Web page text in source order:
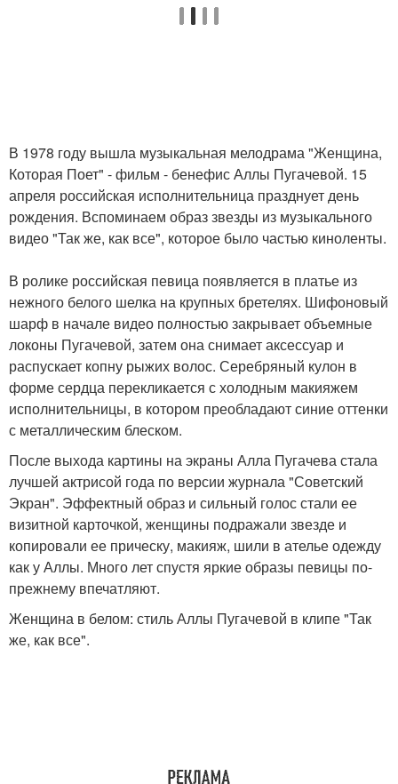
В 1978 году вышла музыкальная мелодрама "Женщина,
Которая Поет" - фильм - бенефис Аллы Пугачевой. 15
апреля российская исполнительница празднует день
рождения. Вспоминаем образ звезды из музыкального
видео "Так же, как все", которое было частью киноленты.
В ролике российская певица появляется в платье из
нежного белого шелка на крупных бретелях. Шифоновый
шарф в начале видео полностью закрывает объемные
локоны Пугачевой, затем она снимает аксессуар и
распускает копну рыжих волос. Серебряный кулон в
форме сердца перекликается с холодным макияжем
исполнительницы, в котором преобладают синие оттенки
с металлическим блеском.
После выхода картины на экраны Алла Пугачева стала
лучшей актрисой года по версии журнала "Советский
Экран". Эффектный образ и сильный голос стали ее
визитной карточкой, женщины подражали звезде и
копировали ее прическу, макияж, шили в ателье одежду
как у Аллы. Много лет спустя яркие образы певицы по-
прежнему впечатляют.
Женщина в белом: стиль Аллы Пугачевой в клипе "Так
же, как все".